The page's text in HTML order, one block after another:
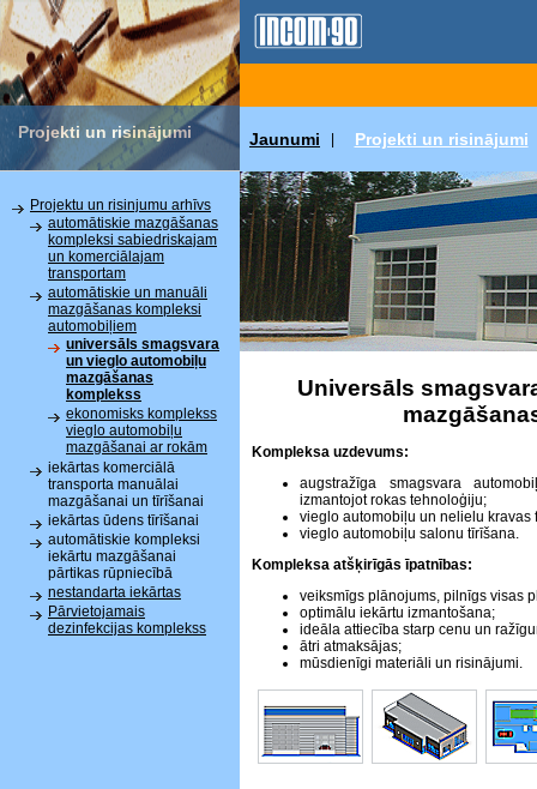
Projekti un risinājumi Jaunumi Projekti un risinājumi
Projektu un risinjumu arhīvs
automātiskie mazgāšanas
kompleksi sabiedriskajam
un komerciālajam
transportam
automātiskie un manuāli
mazgāšanas kompleksi
automobiļiem
universāls smagsvara
un vieglo automobiļu
mazgāšanas
komplekss
ekonomisks komplekss
vieglo automobiļu
mazgāšanai ar rokām
iekārtas komerciālā
transporta manuālai
mazgāšanai un tīrīšanai
iekārtas ūdens tīrīšanai
automātiskie kompleksi
iekārtu mazgāšanai
pārtikas rūpniecībā
nestandarta iekārtas
Pārvietojamais
dezinfekcijas komplekss
Universāls
Kompleksa uzdevums:
augstražīga smagsvara
izmantojot rokas tehnoloģiju;
vieglo automobiļu un nelielu kravas
vieglo automobiļu salonu tīrīšana.
Kompleksa atšķirīgās īpatnības:
veiksmīgs plānojums, pilnīgs visas
optimālu iekārtu izmantošana;
ideāla attiecība starp cenu un
ātri atmaksājas;
mūsdienīgi materiāli un risinājumi.